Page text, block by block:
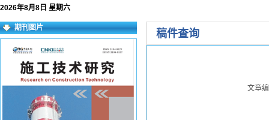
2026年8月8日 星期六
期刊图片 稿件查询
文章